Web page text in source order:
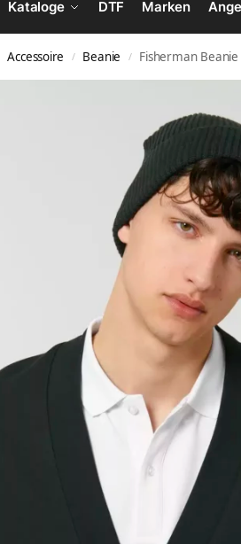
Kataloge DTF Marken
Accessoire / Beanie / Fisherman Beanie